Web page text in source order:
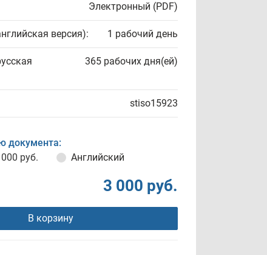
Электронный (PDF)
версия): 1 рабочий день
365 рабочих дня(ей)
stiso15923
документа:
руб. Английский
3 000 руб.
В корзину